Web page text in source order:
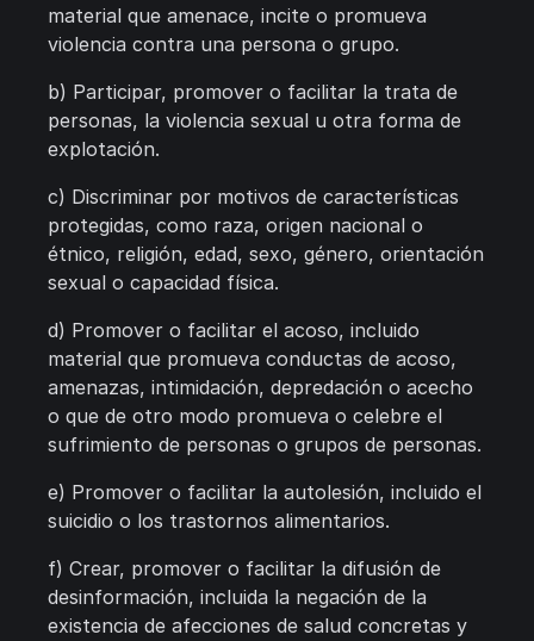
material que amenace, incite o promueva
violencia contra una persona o grupo.
b) Participar, promover o facilitar la trata de
personas, la violencia sexual u otra forma de
explotación.
c) Discriminar por motivos de características
protegidas, como raza, origen nacional o
étnico, religión, edad, sexo, género, orientación
sexual o capacidad física.
d) Promover o facilitar el acoso, incluido
material que promueva conductas de acoso,
amenazas, intimidación, depredación o acecho
o que de otro modo promueva o celebre el
sufrimiento de personas o grupos de personas.
e) Promover o facilitar la autolesión, incluido el
suicidio o los trastornos alimentarios.
f) Crear, promover o facilitar la difusión de
desinformación, incluida la negación de la
existencia de afecciones de salud concretas y